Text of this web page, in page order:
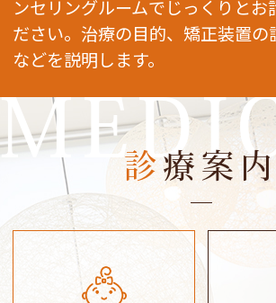
ンセリングルームでじっくりとお
ださい。治療の目的、矯正装置の
などを説明します。
診療案